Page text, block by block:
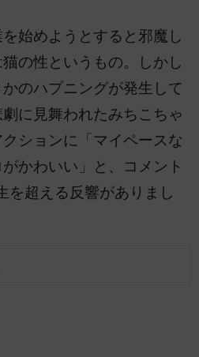
始めようとすると邪魔し
の性というもの。しかし
のハプニングが発生して
に見舞われたみちこちゃ
ションに「マイペースな
かわいい」と、コメント
を超える反響がありまし